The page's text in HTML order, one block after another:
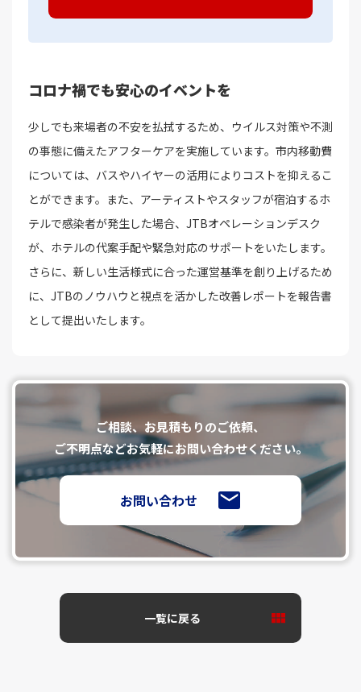
コロナ禍でも安心のイベントを
少しでも来場者の不安を払拭するため、ウイルス対策や不測
の事態に備えたアフターケアを実施しています。市内移動費
については、バスやハイヤーの活用によりコストを抑えるこ
とができます。また、アーティストやスタッフが宿泊するホ
テルで感染者が発生した場合、JTBオペレーションデスク
が、ホテルの代案手配や緊急対応のサポートをいたします。
さらに、新しい生活様式に合った運営基準を創り上げるため
に、JTBのノウハウと視点を活かした改善レポートを報告書
として提出いたします。
ご相談、お⾒積もりのご依頼、
ご不明点などお気軽にお問い合わせください。
お問い合わせ
一覧に戻る